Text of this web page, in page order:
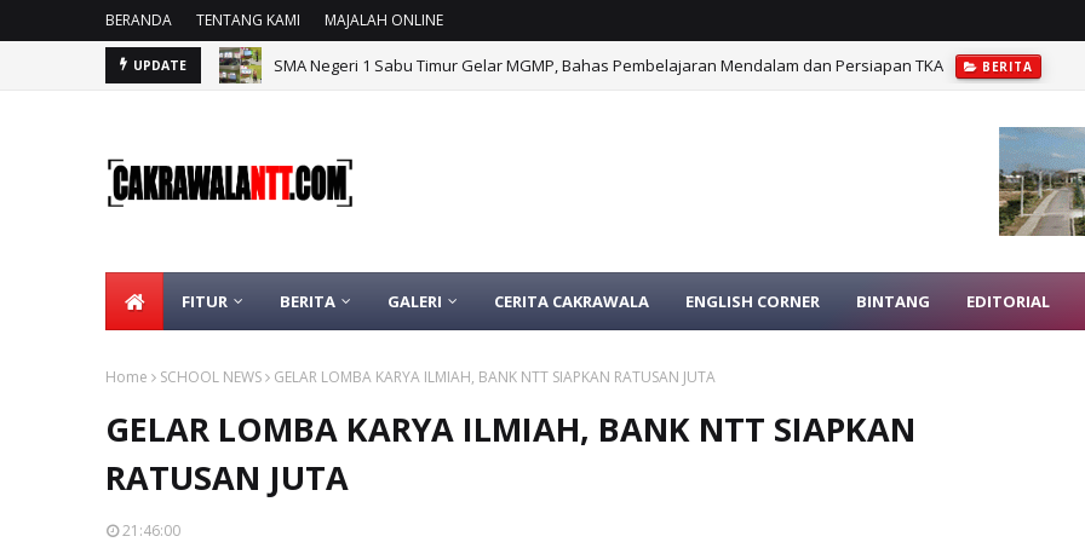
BERANDA TENTANG KAMI MAJALAH ONLINE
UPDATE BGTK NTT Apresiasi Langkah Nyata Cakrawala NTT, Dukung Penguatan Literasi Berbasis Asesmen Minat dan
FITUR BERITA GALERI CERITA CAKRAWALA ENGLISH CORNER BINTANG EDITORIAL
Home SCHOOL NEWS GELAR LOMBA KARYA ILMIAH, BANK NTT SIAPKAN RATUSAN JUTA
GELAR LOMBA KARYA ILMIAH, BANK NTT SIAPKAN
RATUSAN JUTA
21:46:00